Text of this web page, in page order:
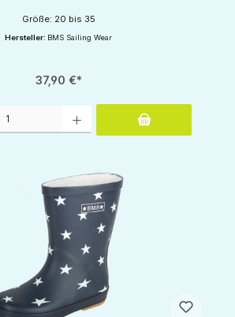
Größe: 20 bis 35
Hersteller: BMS Sailing Wear
37,90 €*